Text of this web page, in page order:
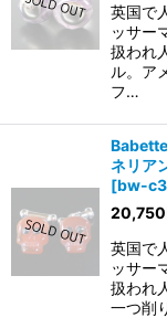
英国で
ッサー
扱われ
ル。ア
フ…
ネリア
[bw-
20,750
英国で
ッサー
扱われ
一つ削